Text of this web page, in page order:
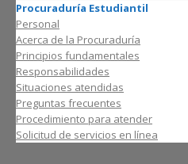
Procuraduría Estudiantil
Personal
Acerca de la Procuraduría
Principios fundamentales
Responsabilidades
Situaciones atendidas
Preguntas frecuentes
Procedimiento para atender
Solicitud de servicios en línea